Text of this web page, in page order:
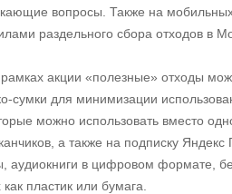
вопросы. Также на
раздельного сбора отходов в
акции «полезные» отходы
сумки для минимизации
можно использовать вместо
а также на подписку
аудиокниги в цифровом формате,
пластик или бумага.